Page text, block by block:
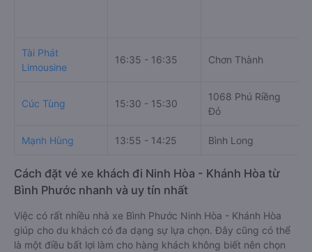
Tài Phát
Limousine
16:35 - 16:35 Chơn Thành
Cúc Tùng 15:30 - 15:30
1068 Phú Riềng
Đỏ
Mạnh Hùng 13:55 - 14:25 Bình Long
Cách đặt vé xe khách đi Ninh Hòa - Khánh Hòa từ
Bình Phước nhanh và uy tín nhất
Việc có rất nhiều nhà xe Bình Phước Ninh Hòa - Khánh Hòa
giúp cho du khách có đa dạng sự lựa chọn. Đây cũng có thể
là một điều bất lợi làm cho hàng khách không biết nên chọn